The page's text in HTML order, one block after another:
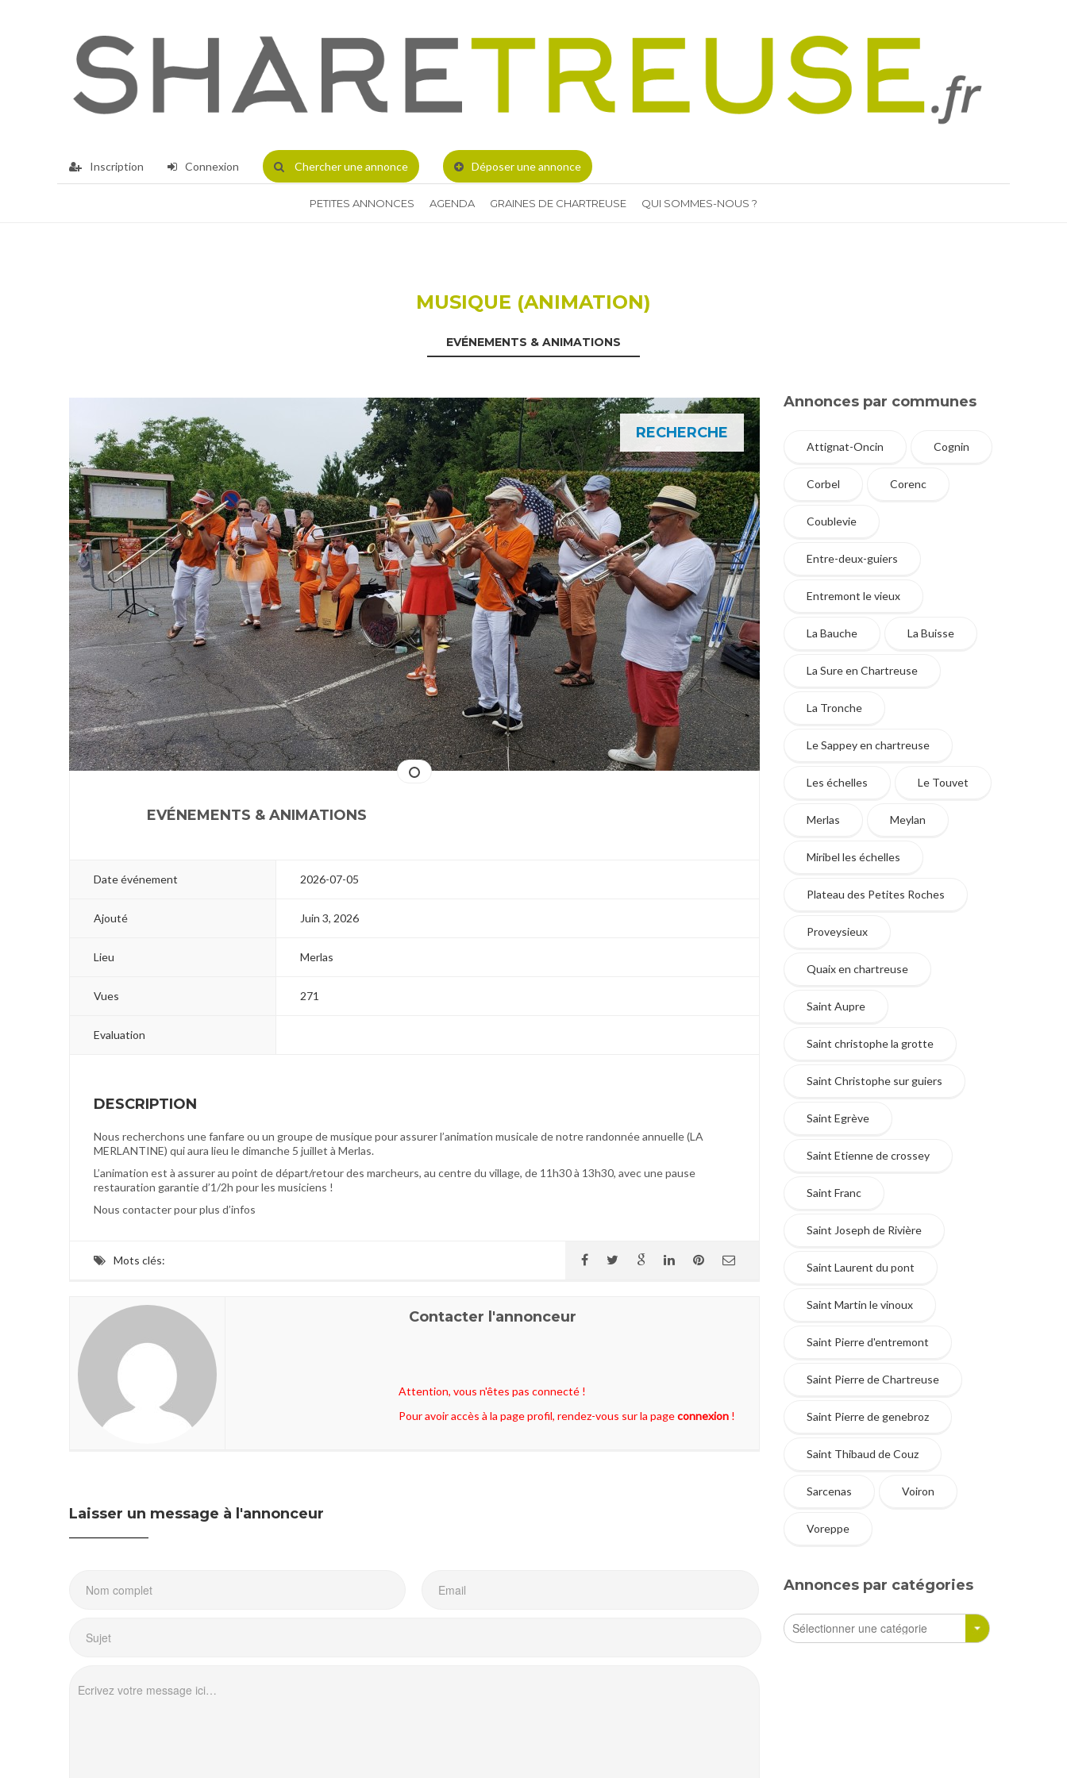
Inscription Connexion Chercherune annonce Déposer une annonce
PETITES ANNONCES AGENDA GRAINES DE CHARTREUSE QUI SOMMES-NOUS ?
MUSIQUE (ANIMATION)
EVÉNEMENTS & ANIMATIONS
RECHERCHE
EVÉNEMENTS & ANIMATIONS
Date événement 2026-07-05
Ajouté Juin 3, 2026
Lieu Merlas
Vues 271
Evaluation
DESCRIPTION
Nous recherchons une fanfare ou un groupe de musique pour assurer l’animation musicale de notre randonnée annuelle (LA
MERLANTINE) qui aura lieu le dimanche 5 juillet à Merlas.
L’animation est à assurer au point de départ/retour des marcheurs, au centre du village, de 11h30 à 13h30, avec une pause
restauration garantie d’1/2h pour les musiciens !
Nous contacter pour plus d’infos
Mots clés:
Contacter l'annonceur
Attention, vous n'êtes pas connecté !
Pour avoir accès à la page profil, rendez-vous sur la pageconnexion !
Laisser un message à l'annonceur
Annonces par communes
Attignat-Oncin Cognin
Corbel Corenc
Coublevie
Entre-deux-guiers
Entremont le vieux
La Bauche La Buisse
La Sure en Chartreuse
La Tronche
Le Sappey en chartreuse
Les échelles Le Touvet
Merlas Meylan
Miribel les échelles
Plateau des Petites Roches
Proveysieux
Quaix en chartreuse
Saint Aupre
Saint christophe la grotte
Saint Christophe sur guiers
Saint Egrève
Saint Etienne de crossey
Saint Franc
Saint Joseph de Rivière
Saint Laurent du pont
Saint Martin le vinoux
Saint Pierre d'entremont
Saint Pierre de Chartreuse
Saint Pierre de genebroz
Saint Thibaud de Couz
Sarcenas Voiron
Voreppe
Annonces par catégories